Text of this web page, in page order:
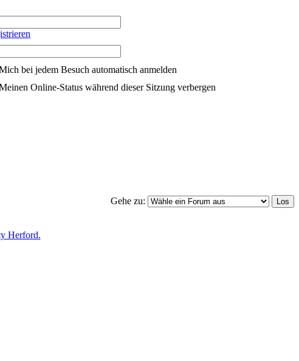
bei jedem Besuch automatisch anmelden
Online-Status während dieser Sitzung verbergen
Gehe zu:
Herford.